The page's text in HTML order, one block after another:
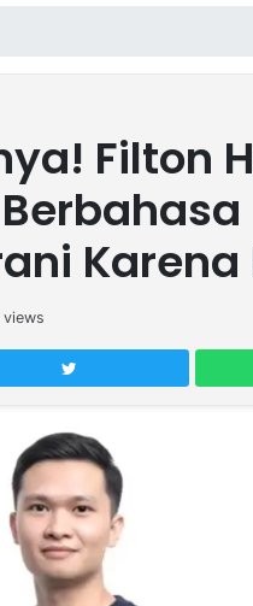
Filton
Karena
views